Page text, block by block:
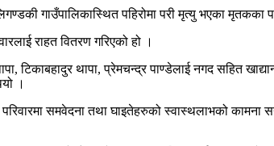
गाउँपालिकास्थित पहिरोमा परी मृत्यु भएका मृतकका
राहत वितरण गरिएको हो ।
टिकाबहादुर थापा, प्रेमचन्द्र पाण्डेलाई नगद सहित
।
समवेदना तथा घाइतेहरुको स्वास्थलाभको कामना